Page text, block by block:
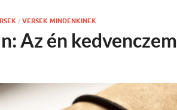
/ VERSEK MINDENKINEK
Az én kedvenczem